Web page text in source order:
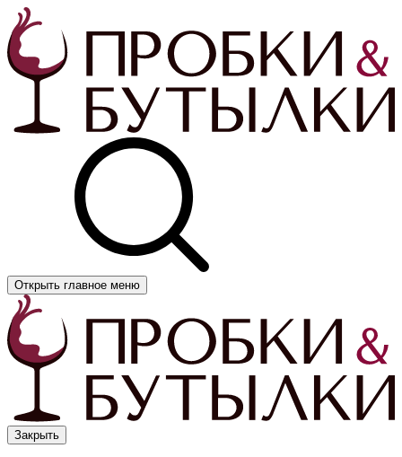
Открыть главное меню
Закрыть